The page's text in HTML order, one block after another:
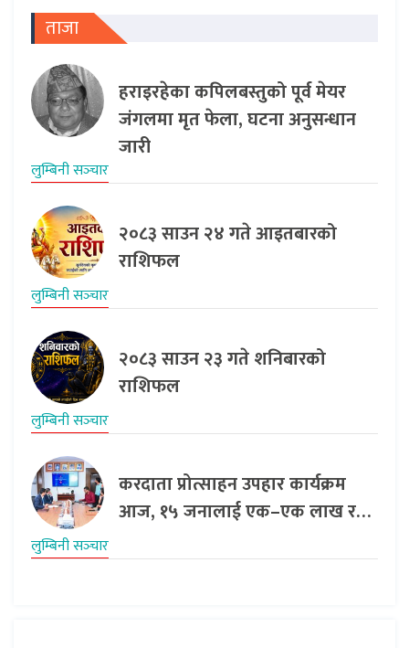
ताजा
हराइरहेका कपिलबस्तुको पूर्व मेयर
जंगलमा मृत फेला, घटना अनुसन्धान
जारी
लुम्बिनी सञ्‍चार
२०८३ साउन २४ गते आइतबारको
राशिफल
लुम्बिनी सञ्‍चार
२०८३ साउन २३ गते शनिबारको
राशिफल
लुम्बिनी सञ्‍चार
करदाता प्रोत्साहन उपहार कार्यक्रम
आज, १५ जनालाई एक–एक लाख र…
लुम्बिनी सञ्‍चार